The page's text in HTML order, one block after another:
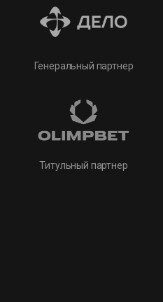
Генеральный партнер
Титульный партнер